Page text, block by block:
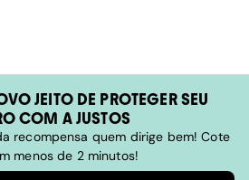
JEITO DE PROTEGER SEU
COM A JUSTOS
recompensa quem dirige bem! Cote
menos de 2 minutos!